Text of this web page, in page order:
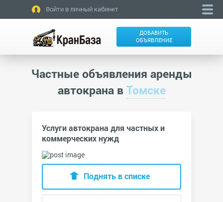
Войти в личный кабинет
ДОБАВИТЬ
ОБЪЯВЛЕНИЕ
Частные объявления аренды
автокрана в Томске
Услуги автокрана для частных и
коммерческих нужд
Поднять в списке